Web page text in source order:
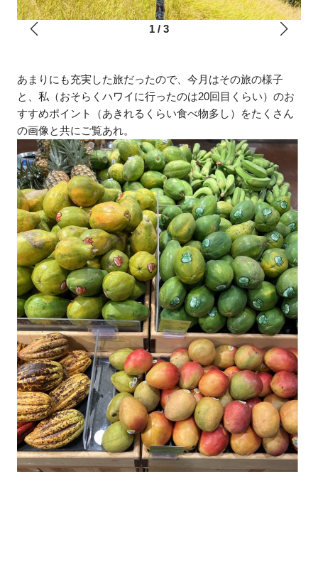
1/ 3
あまりにも充実した旅だったので、今月はその旅の様子
と、私（おそらくハワイに行ったのは20回目くらい）のお
すすめポイント（あきれるくらい食べ物多し）をたくさん
の画像と共にご覧あれ。